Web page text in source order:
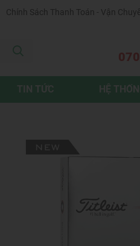
Chính Sách Thanh Toán - Vận
TIN TỨC HỆ